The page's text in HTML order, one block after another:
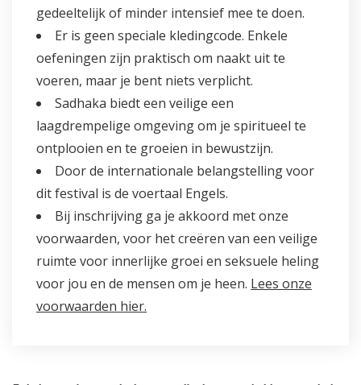
gedeeltelijk of minder intensief mee te doen.
Er is geen speciale kledingcode. Enkele
oefeningen zijn praktisch om naakt uit te
voeren, maar je bent niets verplicht.
Sadhaka biedt een veilige een
laagdrempelige omgeving om je spiritueel te
ontplooien en te groeien in bewustzijn.
Door de internationale belangstelling voor
dit festival is de voertaal Engels.
Bij inschrijving ga je akkoord met onze
voorwaarden, voor het creëren van een veilige
ruimte voor innerlijke groei en seksuele heling
voor jou en de mensen om je heen. Lees onze
voorwaarden hier.